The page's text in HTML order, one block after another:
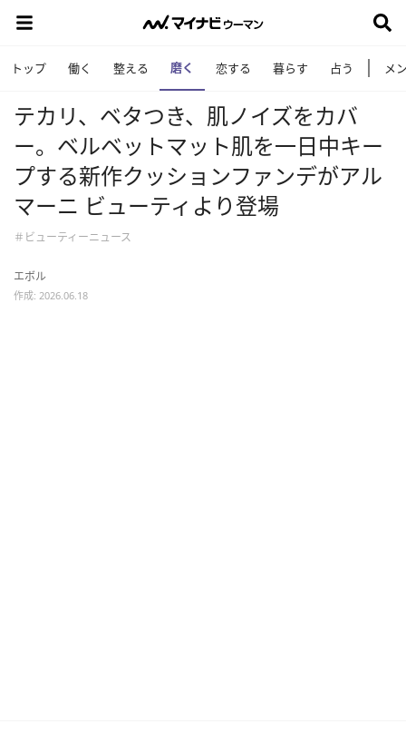
トップ 働く 整える 磨く 恋する 暮らす 占う メ
テカリ、ベタつき、肌ノイズをカバ
ー。ベルベットマット肌を一日中キー
プする新作クッションファンデがアル
マーニ ビューティより登場
＃ビューティーニュース
エボル
作成: 2026.06.18